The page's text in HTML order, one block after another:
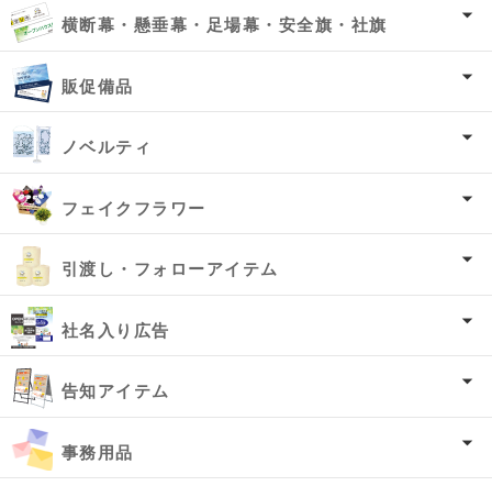
横断幕・懸垂幕・足場幕・安全旗・社旗
販促備品
ノベルティ
フェイクフラワー
引渡し・フォローアイテム
社名入り広告
告知アイテム
事務用品